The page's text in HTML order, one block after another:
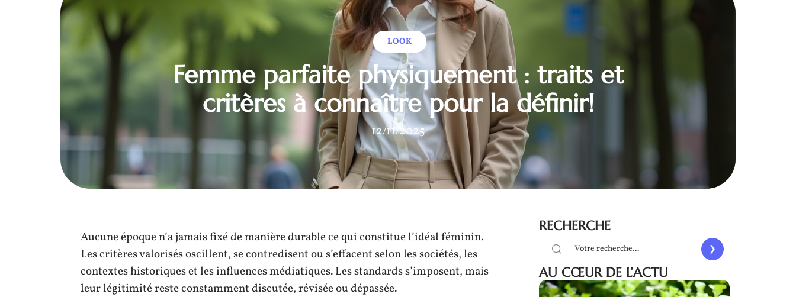
LOOK
Femme parfaite physiquement : traits et
critères à connaître pour la définir!
12/11/2025
Aucune époque n’a jamais fixé de manière durable ce qui constitue l’idéal féminin.
Les critères valorisés oscillent, se contredisent ou s’effacent selon les sociétés, les
contextes historiques et les influences médiatiques. Les standards s’imposent, mais
leur légitimité reste constamment discutée, révisée ou dépassée.
RECHERCHE
AU CŒUR DE L’ACTU